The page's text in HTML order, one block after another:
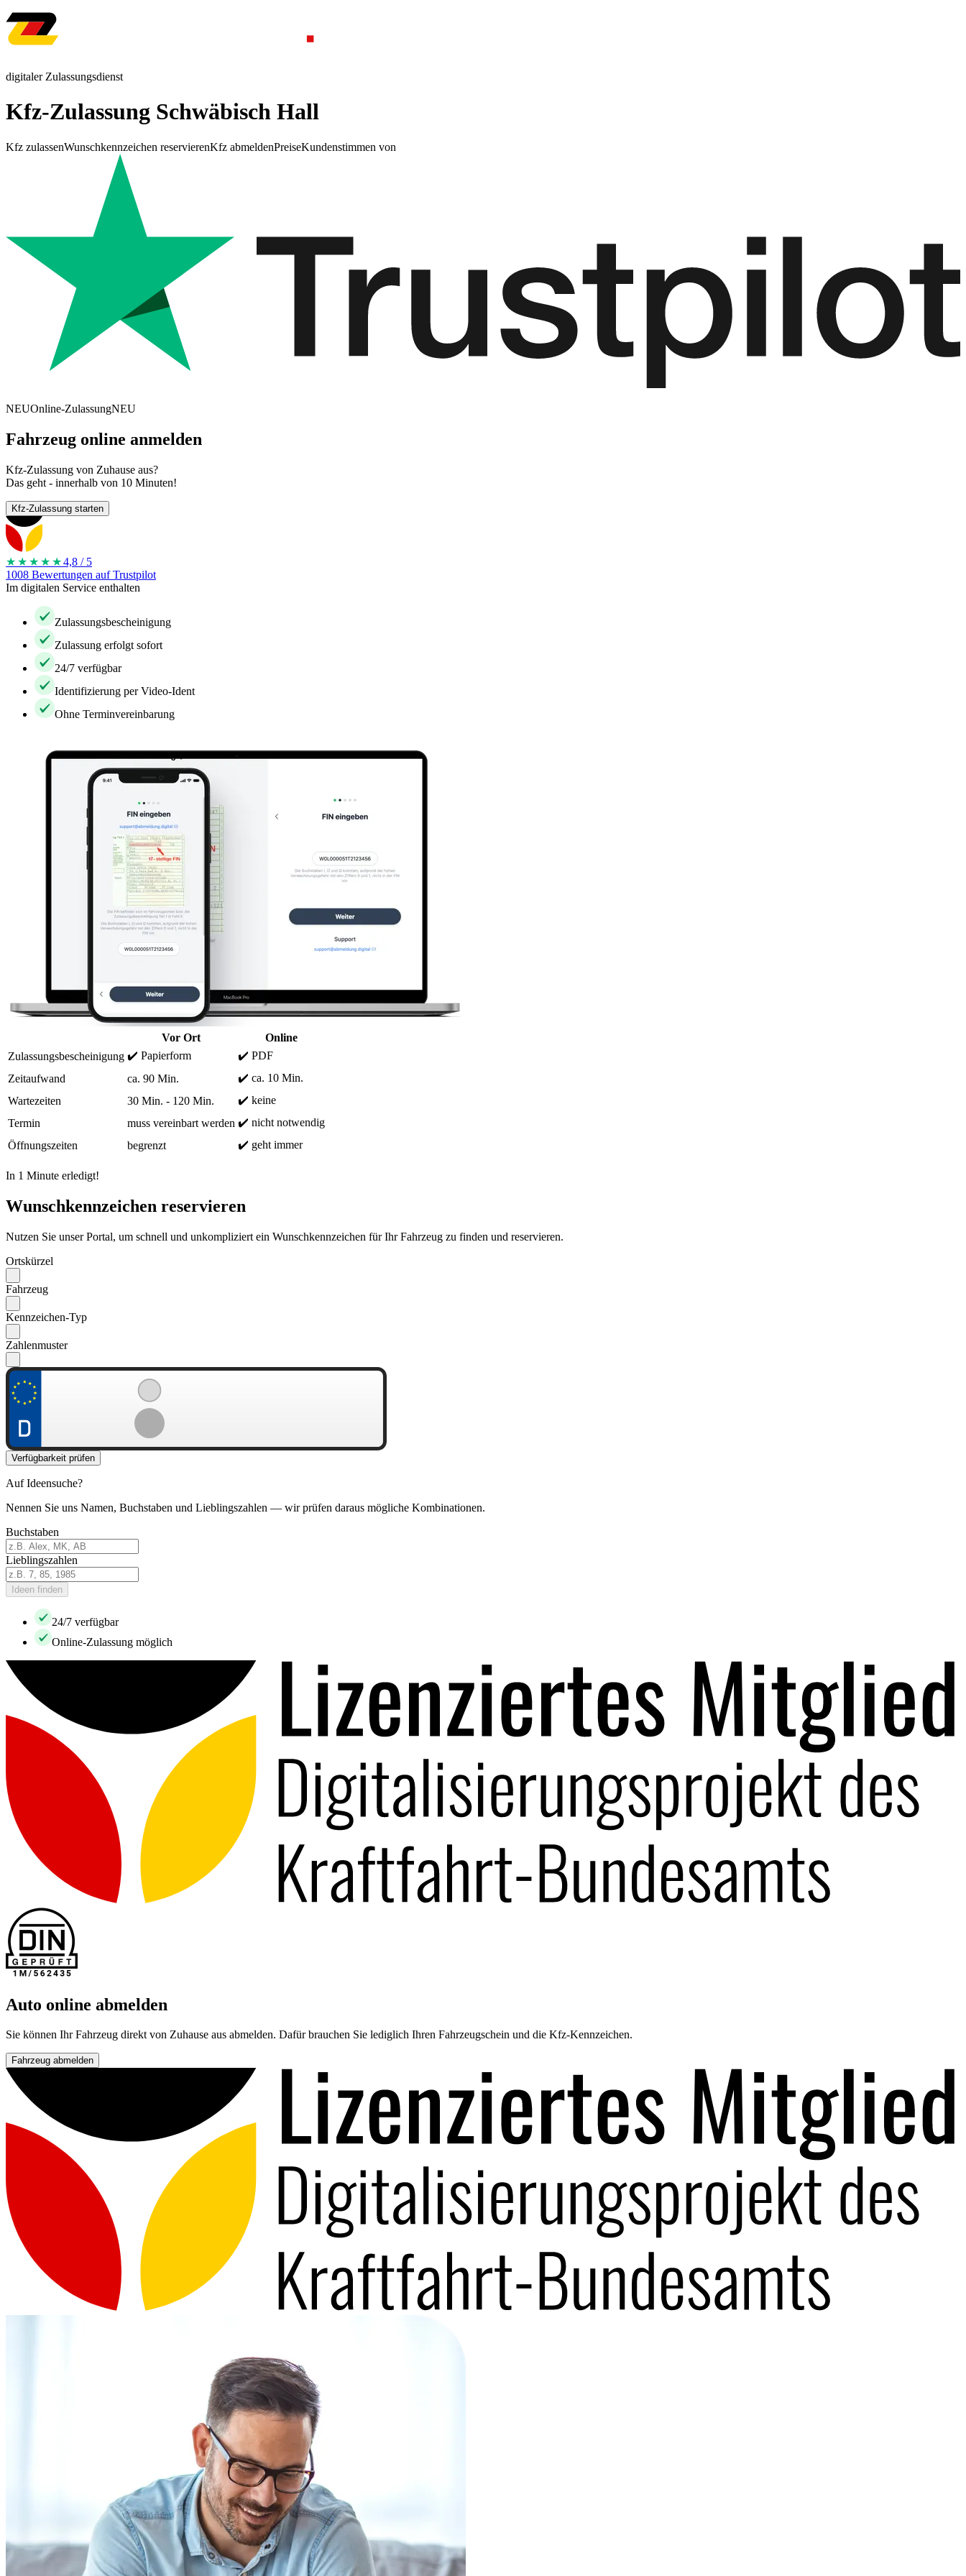
digitaler Zulassungsdienst
Kfz-Zulassung Schwäbisch Hall
Kfz zulassenWunschkennzeichen reservierenKfz abmeldenPreiseKundenstimmen von
NEUOnline-ZulassungNEU
Fahrzeug online anmelden
Kfz-Zulassung von Zuhause aus?
Das geht - innerhalb von 10 Minuten!
Kfz-Zulassung starten
★★★★ ★4,8 / 5
1008 Bewertungen auf Trustpilot
Im digitalen Service enthalten
Zulassungsbescheinigung
Zulassung erfolgt sofort
24/7 verfügbar
Identifizierung per Video-Ident
Ohne Terminvereinbarung
Vor Ort
Online
Zulassungsbescheinigung ✔️ Papierform
✔️ PDF
Zeitaufwand
ca. 90 Min.
✔️ ca. 10 Min.
Wartezeiten
30 Min. - 120 Min.
✔️ keine
Termin
muss vereinbart werden ✔️ nicht notwendig
Öffnungszeiten
begrenzt ✔️ geht immer
In 1 Minute erledigt!
Wunschkennzeichen reservieren
Nutzen Sie unser Portal, um schnell und unkompliziert ein Wunschkennzeichen für Ihr Fahrzeug zu finden und reservieren.
Ortskürzel
Fahrzeug
Kennzeichen-Typ
Zahlenmuster
Verfügbarkeit prüfen
Auf Ideensuche?
Nennen Sie uns Namen, Buchstaben und Lieblingszahlen — wir prüfen daraus mögliche Kombinationen.
Buchstaben
Lieblingszahlen
Ideen finden
24/7 verfügbar
Online-Zulassung möglich
Auto online abmelden
Sie können Ihr Fahrzeug direkt von Zuhause aus abmelden. Dafür brauchen Sie lediglich Ihren Fahrzeugschein und die Kfz-Kennzeichen.
Fahrzeug abmelden